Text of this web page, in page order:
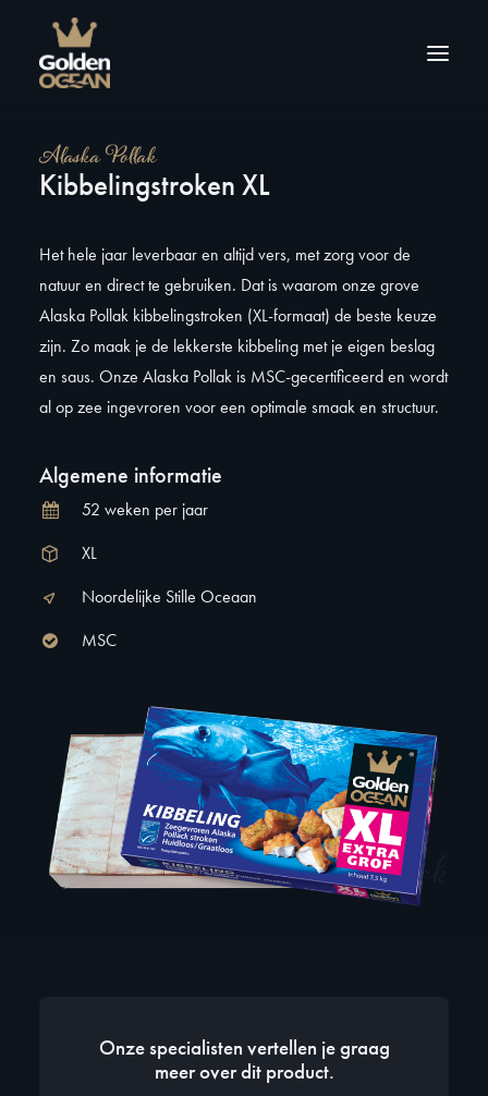
Over ons
Producten
Contact
Alaska Pollak
Kibbelingstroken XL
Het hele jaar leverbaar en altijd vers, met zorg voor de
natuur en direct te gebruiken. Dat is waarom onze grove
Alaska Pollak kibbelingstroken (XL-formaat) de beste keuze
zijn. Zo maak je de lekkerste kibbeling met je eigen beslag
en saus. Onze Alaska Pollak is MSC-gecertificeerd en wordt
al op zee ingevroren voor een optimale smaak en structuur.
Algemene informatie
52 weken per jaar
XL
Noordelijke Stille Oceaan
MSC
Pollack
Onze specialisten vertellen je graag
meer over dit product.